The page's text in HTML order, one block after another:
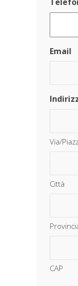
Email
Via/
Città
CAP